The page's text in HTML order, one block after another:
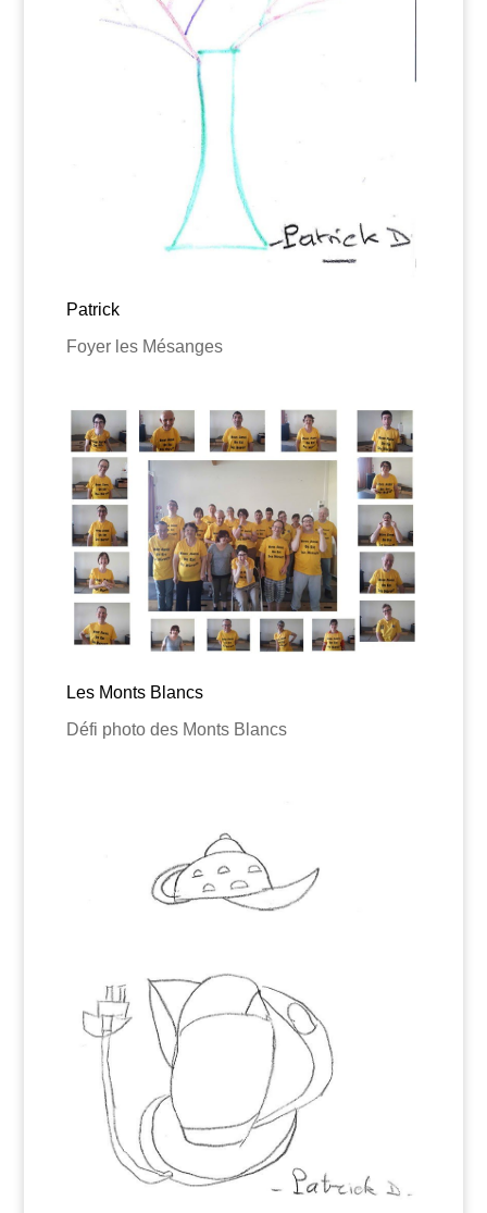
Patrick
Foyer les Mésanges
Les Monts Blancs
Défi photo des Monts Blancs